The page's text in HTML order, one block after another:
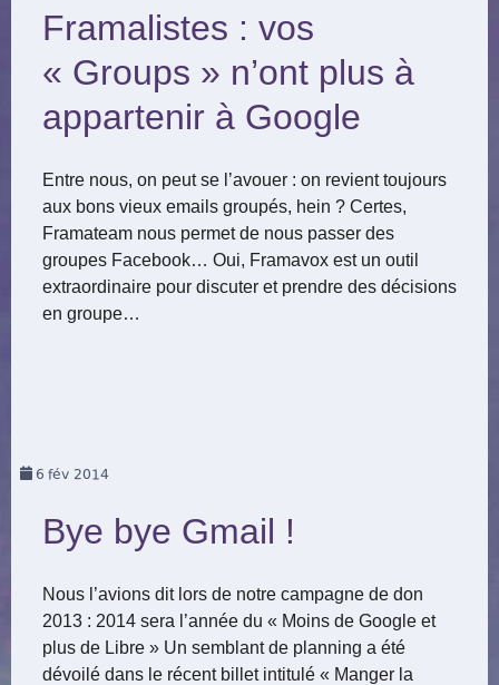
Framalistes : vos
« Groups » n’ont plus à
appartenir à Google
Entre nous, on peut se l’avouer : on revient toujours
aux bons vieux emails groupés, hein ? Certes,
Framateam nous permet de nous passer des
groupes Facebook… Oui, Framavox est un outil
extraordinaire pour discuter et prendre des décisions
en groupe…
6 fév 2014
Bye bye Gmail !
Nous l’avions dit lors de notre campagne de don
2013 : 2014 sera l’année du « Moins de Google et
plus de Libre » Un semblant de planning a été
dévoilé dans le récent billet intitulé « Manger la